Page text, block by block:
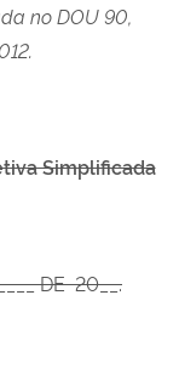
no DOU 90,
Simplificada
DE 20__.